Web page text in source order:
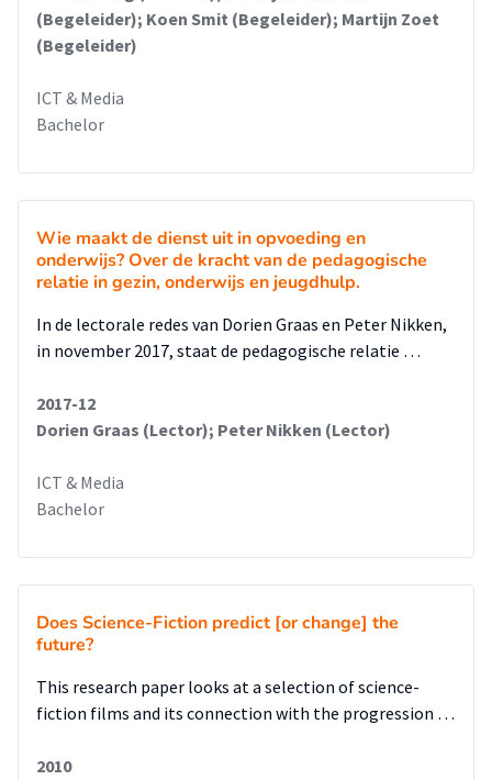
(Begeleider); Koen Smit (Begeleider); Martijn Zoet
(Begeleider)
ICT & Media
Bachelor
Wie maakt de dienst uit in opvoeding en
onderwijs? Over de kracht van de pedagogische
relatie in gezin, onderwijs en jeugdhulp.
In de lectorale redes van Dorien Graas en Peter Nikken,
in november 2017, staat de pedagogische relatie …
2017-12
Dorien Graas (Lector); Peter Nikken (Lector)
ICT & Media
Bachelor
Does Science-Fiction predict [or change] the
future?
This research paper looks at a selection of science-
fiction films and its connection with the progression …
2010